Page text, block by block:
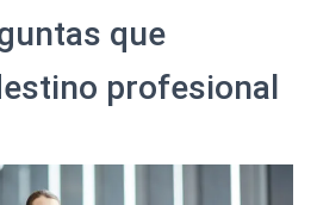
que
profesional